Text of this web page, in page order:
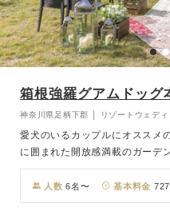
箱根強羅グアムドッグ
神奈川県足柄下郡 │ リゾートウェディ
愛犬のいるカップルにオススメ
に囲まれた開放感満載のガーデ
ームな結婚式が叶います。「ペ
賞経験がある「箱根強羅グアム
で、ご家族とワンちゃんとの特
人数 6名〜 基本料金